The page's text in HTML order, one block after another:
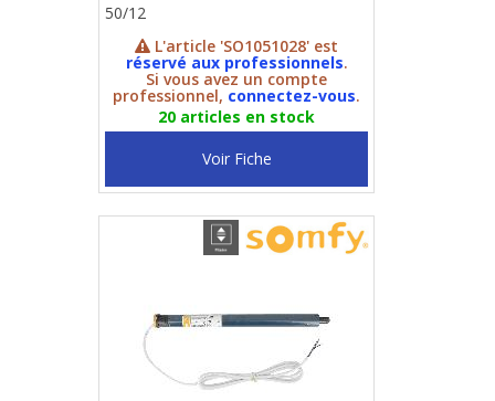
50/12
L'article 'SO1051028' est
réservé aux professionnels.
Si vous avez un compte
professionnel, connectez-vous.
20 articles en stock
Voir Fiche